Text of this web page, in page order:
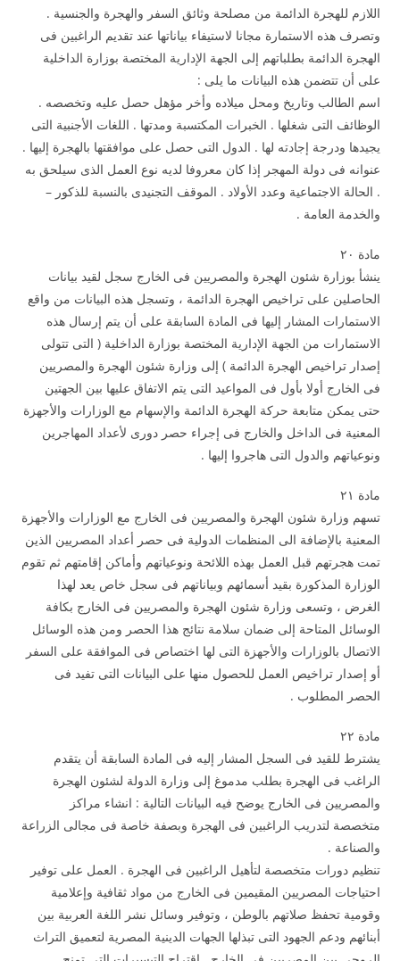
اللازم للهجرة الدائمة من مصلحة وثائق السفر والهجرة والجنسية .
وتصرف هذه الاستمارة مجانا لاستيفاء بياناتها عند تقديم الراغبين فى
الهجرة الدائمة بطلباتهم إلى الجهة الإدارية المختصة بوزارة الداخلية
على أن تتضمن هذه البيانات ما يلى :
اسم الطالب وتاريخ ومحل ميلاده وأخر مؤهل حصل عليه وتخصصه .
الوظائف التى شغلها . الخبرات المكتسبة ومدتها . اللغات الأجنبية التى
يجيدها ودرجة إجادته لها . الدول التى حصل على موافقتها بالهجرة إليها .
عنوانه فى دولة المهجر إذا كان معروفا لديه نوع العمل الذى سيلحق به
. الحالة الاجتماعية وعدد الأولاد . الموقف التجنيدى بالنسبة للذكور –
والخدمة العامة .
مادة ۲۰
ينشأ بوزارة شئون الهجرة والمصريين فى الخارج سجل لقيد بيانات
الحاصلين على تراخيص الهجرة الدائمة ، وتسجل هذه البيانات من واقع
الاستمارات المشار إليها فى المادة السابقة على أن يتم إرسال هذه
الاستمارات من الجهة الإدارية المختصة بوزارة الداخلية ( التى تتولى
إصدار تراخيص الهجرة الدائمة ) إلى وزارة شئون الهجرة والمصريين
فى الخارج أولا بأول فى المواعيد التى يتم الاتفاق عليها بين الجهتين
حتى يمكن متابعة حركة الهجرة الدائمة والإسهام مع الوزارات والأجهزة
المعنية فى الداخل والخارج فى إجراء حصر دورى لأعداد المهاجرين
ونوعياتهم والدول التى هاجروا إليها .
مادة ۲۱
تسهم وزارة شئون الهجرة والمصريين فى الخارج مع الوزارات والأجهزة
المعنية بالإضافة الى المنظمات الدولية فى حصر أعداد المصريين الذين
تمت هجرتهم قبل العمل بهذه اللائحة ونوعياتهم وأماكن إقامتهم ثم تقوم
الوزارة المذكورة بقيد أسمائهم وبياناتهم فى سجل خاص يعد لهذا
الغرض ، وتسعى وزارة شئون الهجرة والمصريين فى الخارج بكافة
الوسائل المتاحة إلى ضمان سلامة نتائج هذا الحصر ومن هذه الوسائل
الاتصال بالوزارات والأجهزة التى لها اختصاص فى الموافقة على السفر
أو إصدار تراخيص العمل للحصول منها على البيانات التى تفيد فى
الحصر المطلوب .
مادة ۲۲
يشترط للقيد فى السجل المشار إليه فى المادة السابقة أن يتقدم
الراغب فى الهجرة بطلب مدموغ إلى وزارة الدولة لشئون الهجرة
والمصريين فى الخارج يوضح فيه البيانات التالية : انشاء مراكز
متخصصة لتدريب الراغبين فى الهجرة وبصفة خاصة فى مجالى الزراعة
والصناعة .
تنظيم دورات متخصصة لتأهيل الراغبين فى الهجرة . العمل على توفير
احتياجات المصريين المقيمين فى الخارج من مواد ثقافية وإعلامية
وقومية تحفظ صلاتهم بالوطن ، وتوفير وسائل نشر اللغة العربية بين
أبنائهم ودعم الجهود التى تبذلها الجهات الدينية المصرية لتعميق التراث